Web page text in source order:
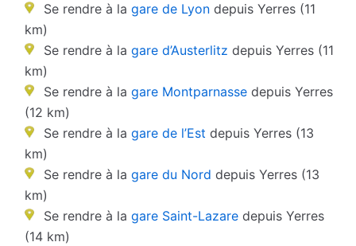
Se rendre à la gare de Lyon depuis Yerres (11
km)
Se rendre à la gare d’Austerlitz depuis Yerres (11
km)
Se rendre à la gare Montparnasse depuis Yerres
(12 km)
Se rendre à la gare de l’Est depuis Yerres (13
km)
Se rendre à la gare du Nord depuis Yerres (13
km)
Se rendre à la gare Saint-Lazare depuis Yerres
(14 km)